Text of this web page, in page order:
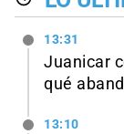
13:31
Juanicar
qué
13:10